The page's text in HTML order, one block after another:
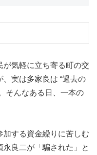
が気軽に立ち寄る町の交
実は多家良は “過去の
そんなある日、一本の
する資金繰りに苦しむ
良二が「騙された」と